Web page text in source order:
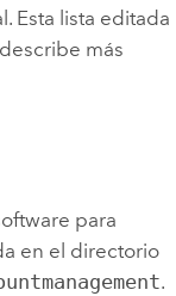
Esta lista editada
más
para
en el directorio
.